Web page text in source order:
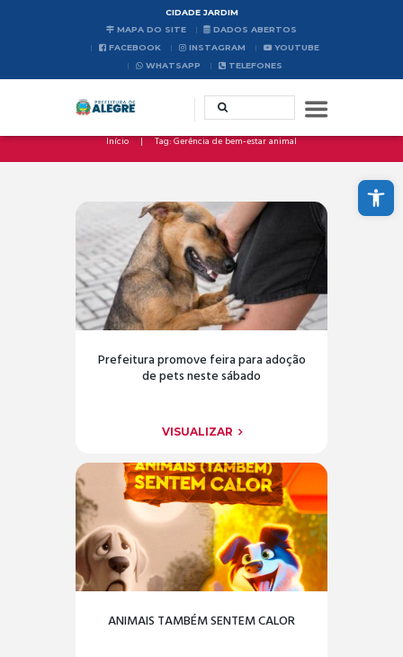
Abrir a barra de ferramentas
CIDADE JARDIM
MAPA DO SITE
DADOS ABERTOS
FACEBOOK
INSTAGRAM
YOUTUBE
WHATSAPP
TELEFONES
Início Tag: Gerência de bem-estar animal
Prefeitura promove feira para adoção
de pets neste sábado
VISUALIZAR
ANIMAIS TAMBÉM SENTEM CALOR